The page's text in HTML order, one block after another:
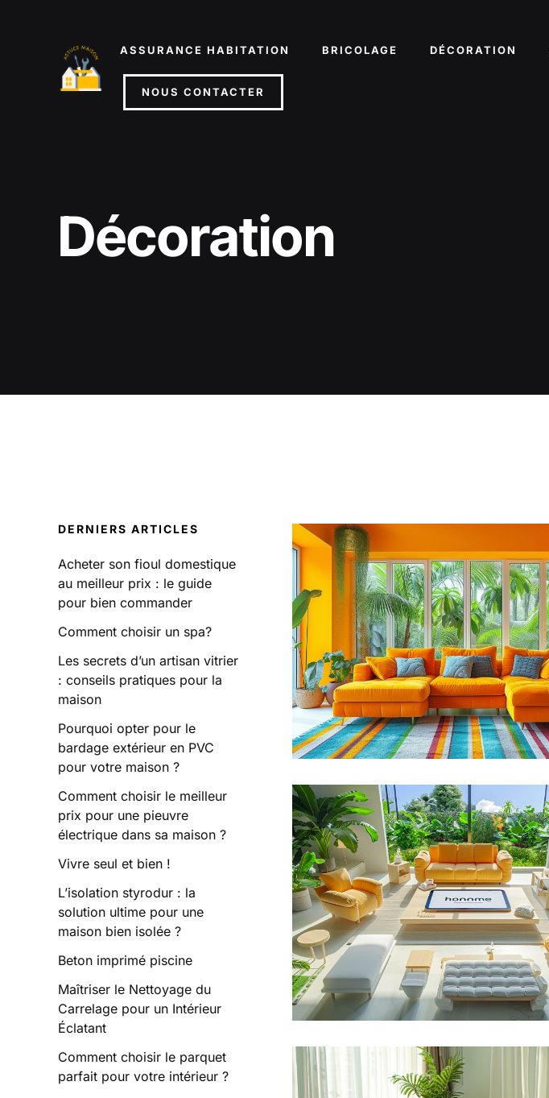
ASSURANCE HABITATION BRICOLAGE DÉCORATION
NOUS CONTACTER
Décoration
DERNIERS ARTICLES
Acheter son fioul domestique
au meilleur prix : le guide
pour bien commander
Comment choisir un spa?
Les secrets d’un artisan vitrier
: conseils pratiques pour la
maison
Pourquoi opter pour le
bardage extérieur en PVC
pour votre maison ?
Comment choisir le meilleur
prix pour une pieuvre
électrique dans sa maison ?
Vivre seul et bien !
L’isolation styrodur : la
solution ultime pour une
maison bien isolée ?
Beton imprimé piscine
Maîtriser le Nettoyage du
Carrelage pour un Intérieur
Éclatant
Comment choisir le parquet
parfait pour votre intérieur ?